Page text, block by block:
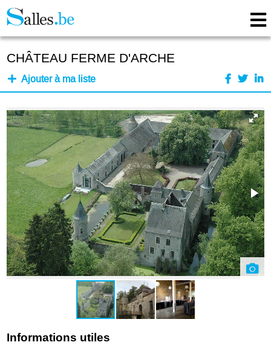
CHÂTEAU FERME D'ARCHE
Ajouter à ma liste
Informations utiles